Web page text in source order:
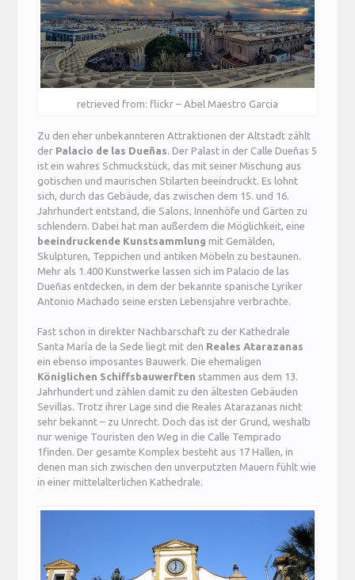
retrieved from: flickr – Abel Maestro Garcia
Zu den eher unbekannteren Attraktionen der Altstadt zählt
der Palacio de las Dueñas . Der Palast in der Calle Dueñas 5
ist ein wahres Schmuckstück, das mit seiner Mischung aus
gotischen und maurischen Stilarten beeindruckt. Es lohnt
sich, durch das Gebäude, das zwischen dem 15. und 16.
Jahrhundert entstand, die Salons, Innenhöfe und Gärten zu
schlendern. Dabei hat man außerdem die Möglichkeit, eine
beeindruckende Kunstsammlung mit Gemälden,
Skulpturen, Teppichen und antiken Möbeln zu bestaunen.
Mehr als 1.400 Kunstwerke lassen sich im Palacio de las
Dueñas entdecken, in dem der bekannte spanische Lyriker
Antonio Machado seine ersten Lebensjahre verbrachte.
Fast schon in direkter Nachbarschaft zu der Kathedrale
Santa María de la Sede liegt mit den Reales Atarazanas
ein ebenso imposantes Bauwerk. Die ehemaligen
Königlichen Schiffsbauwerften stammen aus dem 13.
Jahrhundert und zählen damit zu den ältesten Gebäuden
Sevillas. Trotz ihrer Lage sind die Reales Atarazanas nicht
sehr bekannt – zu Unrecht. Doch das ist der Grund, weshalb
nur wenige Touristen den Weg in die Calle Temprado
1finden. Der gesamte Komplex besteht aus 17 Hallen, in
denen man sich zwischen den unverputzten Mauern fühlt wie
in einer mittelalterlichen Kathedrale.